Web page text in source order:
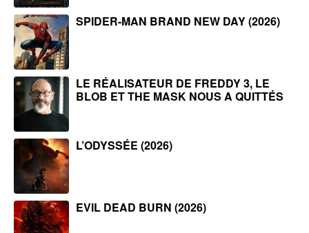
SPIDER-MAN BRAND NEW DAY (2026)
LE RÉALISATEUR DE FREDDY 3, LE
BLOB ET THE MASK NOUS A QUITTÉS
L’ODYSSÉE (2026)
EVIL DEAD BURN (2026)